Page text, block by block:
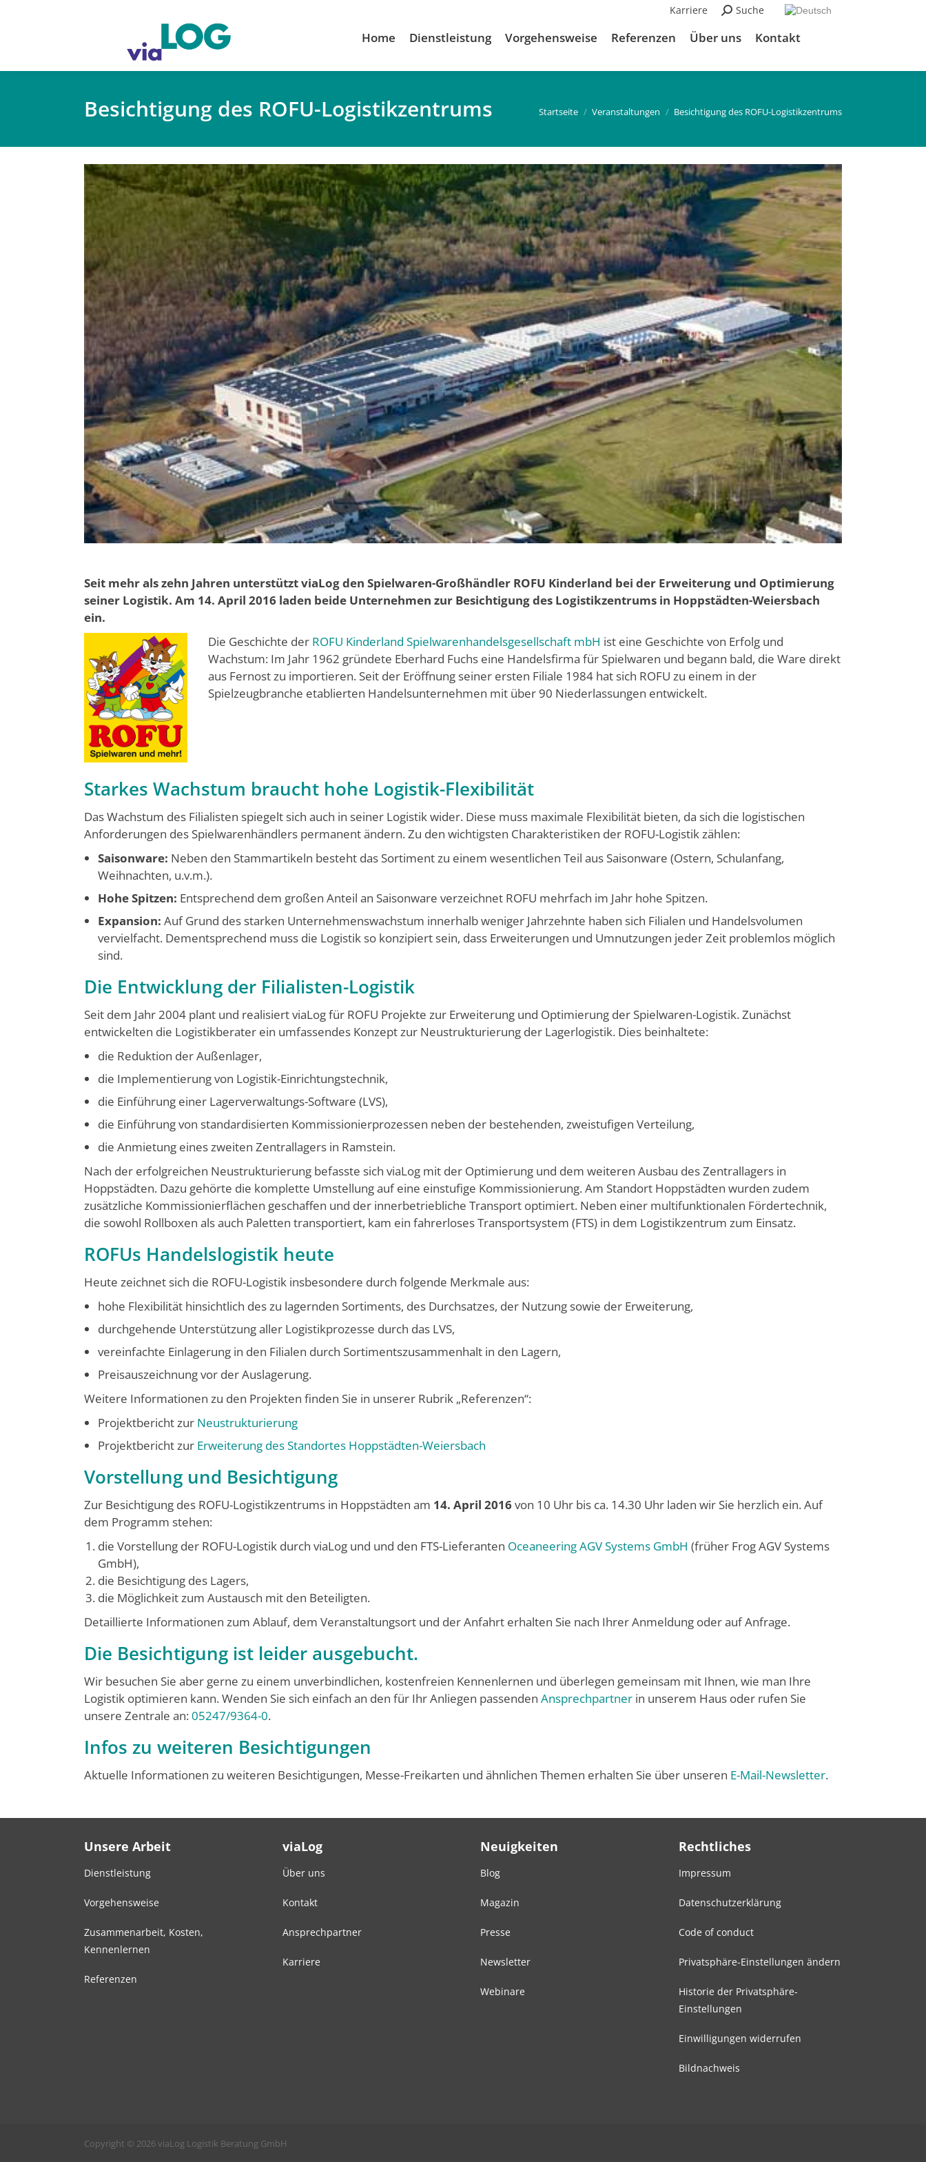
Karriere Suchen:
Suche
Home Dienstleistung Vorgehensweise Referenzen Über uns Kontakt
Besichtigung des ROFU-Logistikzentrums Du bist hier:
Startseite Veranstaltungen Besichtigung des ROFU-Logistikzentrums
Seit mehr als zehn Jahren unterstützt viaLog den Spielwaren-Großhändler ROFU Kinderland bei der Erweiterung und Optimierung
seiner Logistik. Am 14. April 2016 laden beide Unternehmen zur Besichtigung des Logistikzentrums in Hoppstädten-Weiersbach
ein.
Die Geschichte der ROFU Kinderland Spielwarenhandelsgesellschaft mbH ist eine Geschichte von Erfolg und
Wachstum: Im Jahr 1962 gründete Eberhard Fuchs eine Handelsfirma für Spielwaren und begann bald, die Ware direkt
aus Fernost zu importieren. Seit der Eröffnung seiner ersten Filiale 1984 hat sich ROFU zu einem in der
Spielzeugbranche etablierten Handelsunternehmen mit über 90 Niederlassungen entwickelt.
Starkes Wachstum braucht hohe Logistik-Flexibilität
Das Wachstum des Filialisten spiegelt sich auch in seiner Logistik wider. Diese muss maximale Flexibilität bieten, da sich die logistischen
Anforderungen des Spielwarenhändlers permanent ändern. Zu den wichtigsten Charakteristiken der ROFU-Logistik zählen:
Saisonware: Neben den Stammartikeln besteht das Sortiment zu einem wesentlichen Teil aus Saisonware (Ostern, Schulanfang,
Weihnachten, u.v.m.).
Hohe Spitzen: Entsprechend dem großen Anteil an Saisonware verzeichnet ROFU mehrfach im Jahr hohe Spitzen.
Expansion: Auf Grund des starken Unternehmenswachstum innerhalb weniger Jahrzehnte haben sich Filialen und Handelsvolumen
vervielfacht. Dementsprechend muss die Logistik so konzipiert sein, dass Erweiterungen und Umnutzungen jeder Zeit problemlos möglich
sind.
Die Entwicklung der Filialisten-Logistik
Seit dem Jahr 2004 plant und realisiert viaLog für ROFU Projekte zur Erweiterung und Optimierung der Spielwaren-Logistik. Zunächst
entwickelten die Logistikberater ein umfassendes Konzept zur Neustrukturierung der Lagerlogistik. Dies beinhaltete:
die Reduktion der Außenlager,
die Implementierung von Logistik-Einrichtungstechnik,
die Einführung einer Lagerverwaltungs-Software (LVS),
die Einführung von standardisierten Kommissionierprozessen neben der bestehenden, zweistufigen Verteilung,
die Anmietung eines zweiten Zentrallagers in Ramstein.
Nach der erfolgreichen Neustrukturierung befasste sich viaLog mit der Optimierung und dem weiteren Ausbau des Zentrallagers in
Hoppstädten. Dazu gehörte die komplette Umstellung auf eine einstufige Kommissionierung. Am Standort Hoppstädten wurden zudem
zusätzliche Kommissionierflächen geschaffen und der innerbetriebliche Transport optimiert. Neben einer multifunktionalen Fördertechnik,
die sowohl Rollboxen als auch Paletten transportiert, kam ein fahrerloses Transportsystem (FTS) in dem Logistikzentrum zum Einsatz.
ROFUs Handelslogistik heute
Heute zeichnet sich die ROFU-Logistik insbesondere durch folgende Merkmale aus:
hohe Flexibilität hinsichtlich des zu lagernden Sortiments, des Durchsatzes, der Nutzung sowie der Erweiterung,
durchgehende Unterstützung aller Logistikprozesse durch das LVS,
vereinfachte Einlagerung in den Filialen durch Sortimentszusammenhalt in den Lagern,
Preisauszeichnung vor der Auslagerung.
Weitere Informationen zu den Projekten finden Sie in unserer Rubrik „Referenzen“:
Projektbericht zur Neustrukturierung
Projektbericht zur Erweiterung des Standortes Hoppstädten-Weiersbach
Vorstellung und Besichtigung
Zur Besichtigung des ROFU-Logistikzentrums in Hoppstädten am 14. April 2016von 10 Uhr bis ca. 14.30 Uhr laden wir Sie herzlich ein. Auf
dem Programm stehen:
die Vorstellung der ROFU-Logistik durch viaLog und und den FTS-Lieferanten Oceaneering AGV Systems GmbH (früher Frog AGV Systems
GmbH),
die Besichtigung des Lagers,
die Möglichkeit zum Austausch mit den Beteiligten.
Detaillierte Informationen zum Ablauf, dem Veranstaltungsort und der Anfahrt erhalten Sie nach Ihrer Anmeldung oder auf Anfrage.
Die Besichtigung ist leider ausgebucht.
Wir besuchen Sie aber gerne zu einem unverbindlichen, kostenfreien Kennenlernen und überlegen gemeinsam mit Ihnen, wie man Ihre
Logistik optimieren kann. Wenden Sie sich einfach an den für Ihr Anliegen passenden Ansprechpartner in unserem Haus oder rufen Sie
unsere Zentrale an:05247/9364-0.
Infos zu weiteren Besichtigungen
Aktuelle Informationen zu weiteren Besichtigungen, Messe-Freikarten und ähnlichen Themen erhalten Sie über unseren E-Mail-Newsletter.
Unsere Arbeit
Dienstleistung
Vorgehensweise
Zusammenarbeit, Kosten,
Kennenlernen
Referenzen
viaLog
Über uns
Kontakt
Ansprechpartner
Karriere
Neuigkeiten
Blog
Magazin
Presse
Newsletter
Webinare
Rechtliches
Impressum
Datenschutzerklärung
Code of conduct
Privatsphäre-Einstellungen ändern
Historie der Privatsphäre-
Einstellungen
Einwilligungen widerrufen
Bildnachweis
Copyright © 2026 viaLog Logistik Beratung GmbH